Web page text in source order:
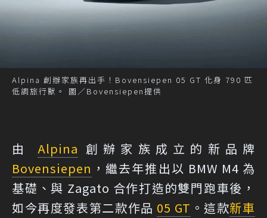
Alpina 創辦家族再出手！Bovensiepen 05 GT 化身 790 匹
低調旅行獸。 圖／Bovensiepen提供
由 Alpina 創辦家族成立的新品牌
Bovensiepen ，繼去年推出以 BMW M4 為
基礎、與 Zagato 合作打造的雙門跑車後，
如今再度發表第二款作品 05 GT 。這款新車